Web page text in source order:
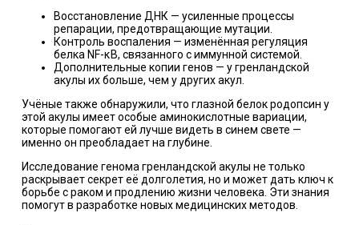
Восстановление ДНК — усиленные процессы
репарации, предотвращающие мутации.
Контроль воспаления — изменённая регуляция
белка NF-κB, связанного с иммунной системой.
Дополнительные копии генов — у гренландской
акулы их больше, чем у других акул.
Учёные также обнаружили, что глазной белок родопсин у
этой акулы имеет особые аминокислотные вариации,
которые помогают ей лучше видеть в синем свете —
именно он преобладает на глубине.
Исследование генома гренландской акулы не только
раскрывает секрет её долголетия, но и может дать ключ к
борьбе с раком и продлению жизни человека. Эти знания
помогут в разработке новых медицинских методов.